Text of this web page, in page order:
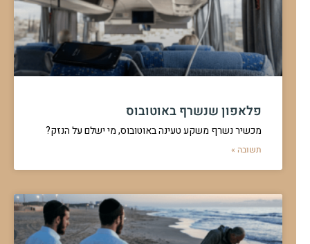
פלאפון שנשרף באוטובוס
מכשיר נשרף משקע טעינה באוטובוס, מי ישלם על הנזק?
תשובה »